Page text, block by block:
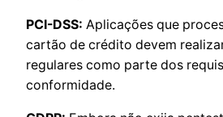
PCI-DSS: Aplicações que
cartão de crédito devem
regulares como parte dos
conformidade.